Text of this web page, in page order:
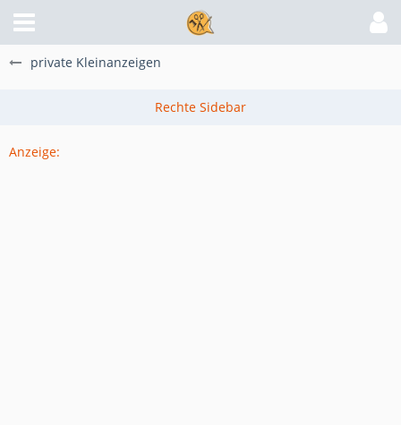
private Kleinanzeigen
Anzeige: